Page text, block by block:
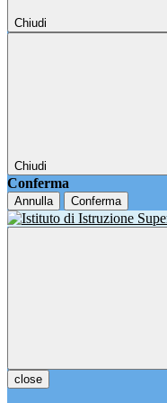
Chiudi
Chiudi
Conferma
Annulla Conferma
close